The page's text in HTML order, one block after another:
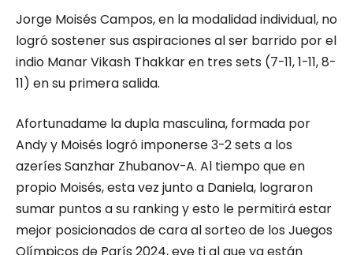
Jorge Moisés Campos, en la modalidad individual, no
logró sostener sus aspiraciones al ser barrido por el
indio Manar Vikash Thakkar en tres sets (7-11, 1-11, 8-
11) en su primera salida.
Afortunadame la dupla masculina, formada por
Andy y Moisés logró imponerse 3-2 sets a los
azeríes Sanzhar Zhubanov-A. Al tiempo que en
propio Moisés, esta vez junto a Daniela, lograron
sumar puntos a su ranking y esto le permitirá estar
mejor posicionados de cara al sorteo de los Juegos